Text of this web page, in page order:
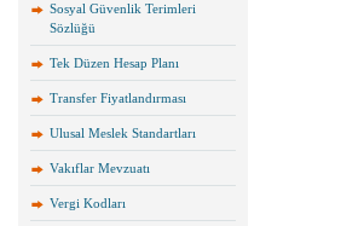
Sosyal Güvenlik Terimleri
Sözlüğü
Tek Düzen Hesap Planı
Transfer Fiyatlandırması
Ulusal Meslek Standartları
Vakıflar Mevzuatı
Vergi Kodları